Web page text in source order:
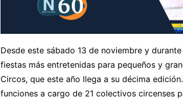
Desde este sábado 13 de noviembre y
fiestas más entretenidas para pequeños y
Circos, que este año llega a su décima
funciones a cargo de 21 colectivos circenses